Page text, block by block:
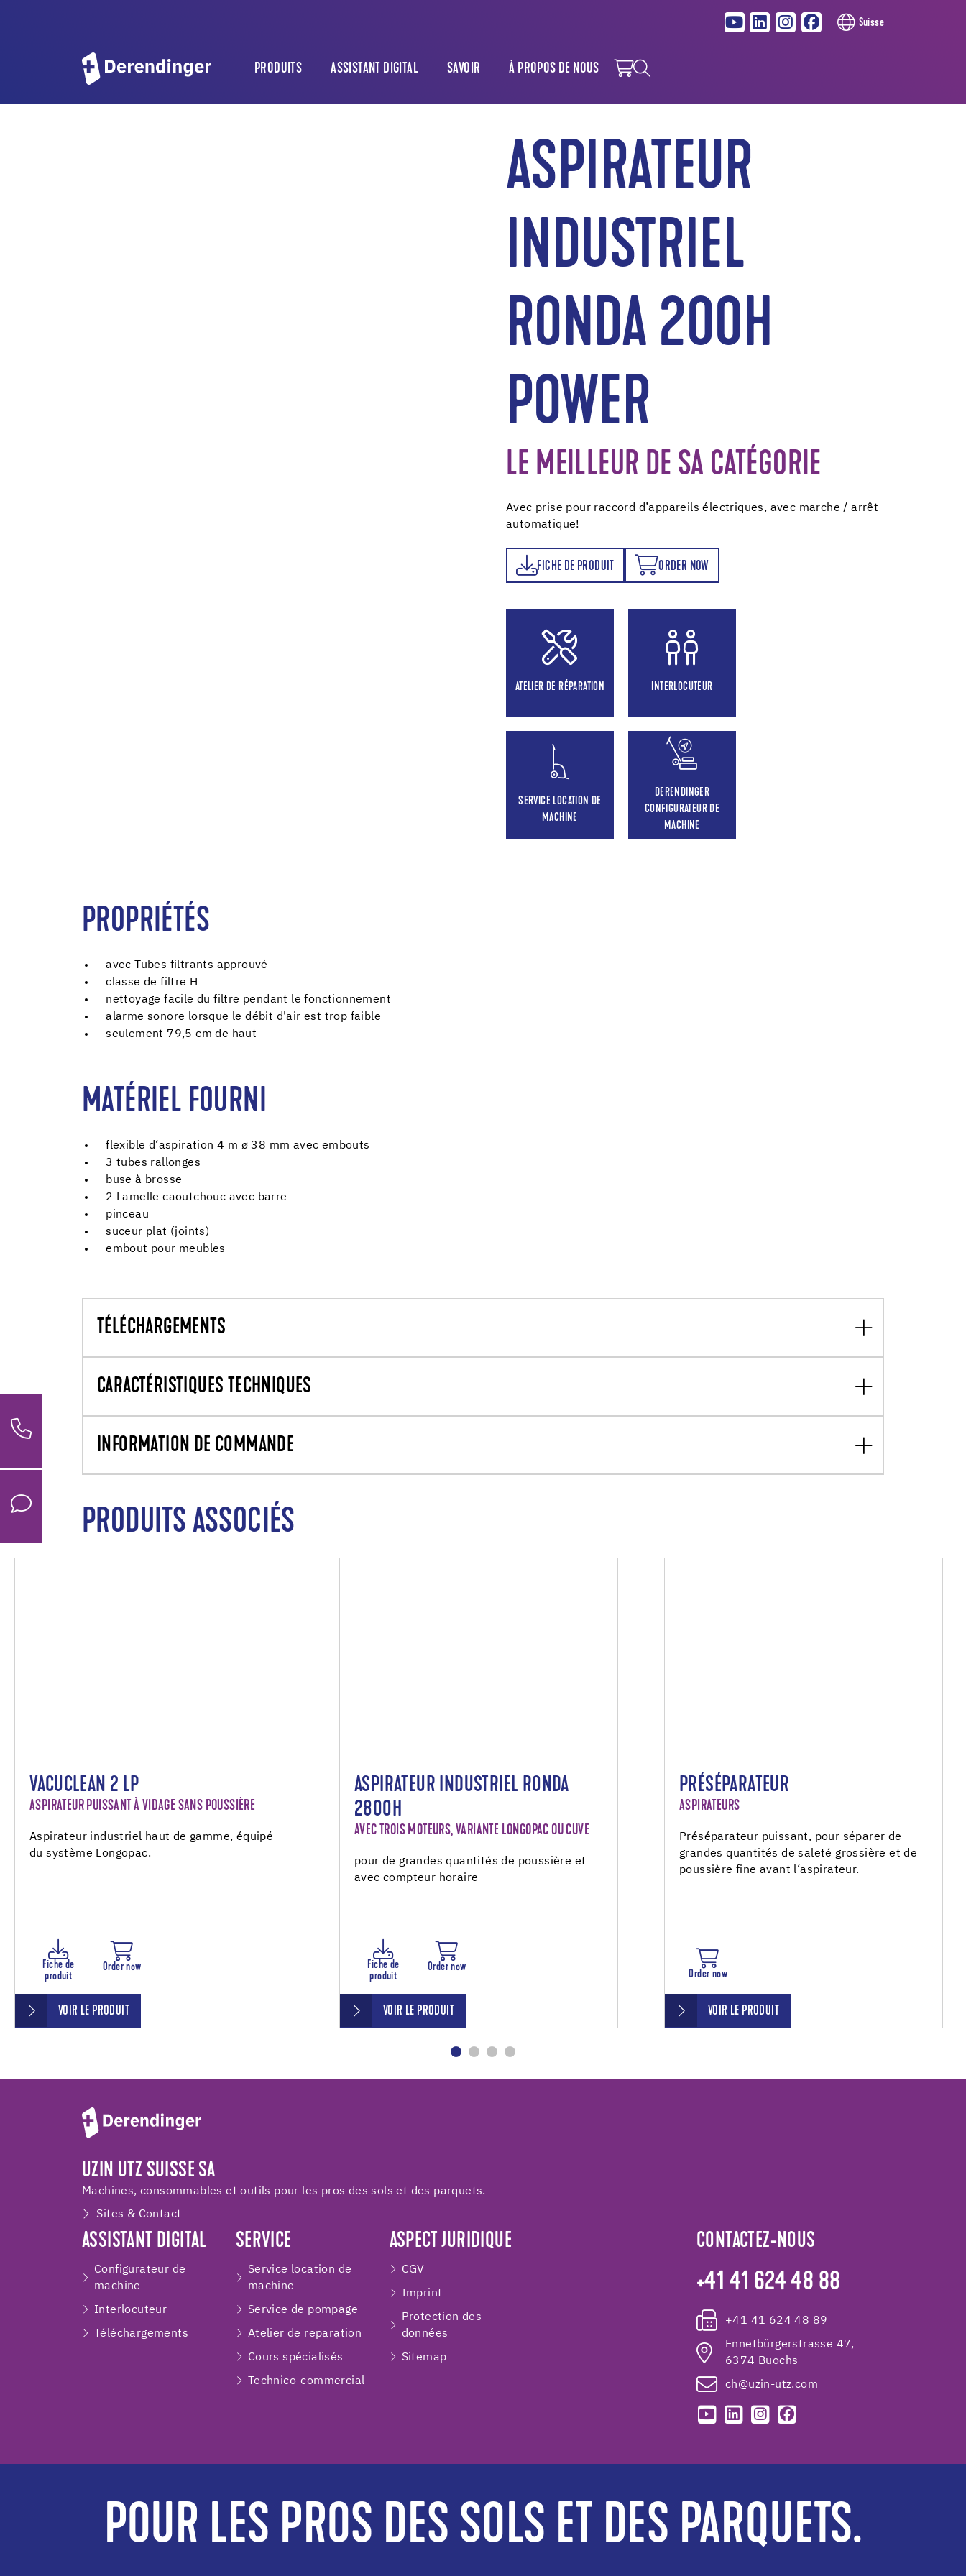
Suisse
PRODUITS ASSISTANT DIGITAL SAVOIR À PROPOS DE NOUS
ASPIRATEUR
INDUSTRIEL
RONDA 200H
POWER
LE MEILLEUR DE SA CATÉGORIE
Avec prise pour raccord d’appareils électriques, avec marche / arrêt
automatique!
FICHE DE PRODUIT ORDER NOW
ORDER NOW
ATELIER DE RÉPARATION INTERLOCUTEUR
SERVICE LOCATION DE
MACHINE
DERENDINGER
CONFIGURATEUR DE
MACHINE
PROPRIÉTÉS
avec Tubes filtrants approuvé
classe de filtre H
nettoyage facile du filtre pendant le fonctionnement
alarme sonore lorsque le débit d'air est trop faible
seulement 79,5 cm de haut
MATÉRIEL FOURNI
flexible d‘aspiration 4 m ø 38 mm avec embouts
3 tubes rallonges
buse à brosse
2 Lamelle caoutchouc avec barre
pinceau
suceur plat (joints)
embout pour meubles
TÉLÉCHARGEMENTS
CARACTÉRISTIQUES TECHNIQUES
INFORMATION DE COMMANDE
PRODUITS ASSOCIÉS
VACUCLEAN 2 LP
ASPIRATEUR PUISSANT À VIDAGE SANS POUSSIÈRE
Aspirateur industriel haut de gamme, équipé
du système Longopac.
Fiche de
produit
Order now
VOIR LE PRODUIT
ASPIRATEUR INDUSTRIEL RONDA
2800H
AVEC TROIS MOTEURS, VARIANTE LONGOPAC OU CUVE
pour de grandes quantités de poussière et
avec compteur horaire
Fiche de
produit
Order now
VOIR LE PRODUIT
PRÉSÉPARATEUR
ASPIRATEURS
Préséparateur puissant, pour séparer de
grandes quantités de saleté grossière et de
poussière fine avant l‘aspirateur.
Order now
VOIR LE PRODUIT
UZIN UTZ SUISSE SA
Machines, consommables et outils pour les pros des sols et des parquets.
Sites & Contact
ASSISTANT DIGITAL
Configurateur de
machine
Interlocuteur
Téléchargements
SERVICE
Service location de
machine
Service de pompage
Atelier de reparation
Cours spécialisés
Technico-commercial
ASPECT JURIDIQUE
CGV
Imprint
Protection des
données
Sitemap
CONTACTEZ-NOUS
+41 41 624 48 88
+41 41 624 48 89
Ennetbürgerstrasse 47,
6374 Buochs
ch@uzin-utz.com
POUR LES PROS DES SOLS ET DES PARQUETS.